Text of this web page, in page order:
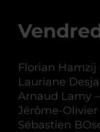
Florian Hamzij
Lauriane
Arnaud Lamy –
Jérôme-Olivier
Sébastien